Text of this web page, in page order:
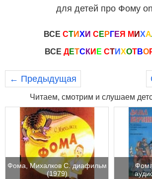
для детей про Фому
ВСЕ СТИХ И С Е Р ГЕЯ М ИХА
ВСЕ ДЕТС КИ Е СТИХОТВО
← Предыдущая
Читаем, смотрим и слушаем
Фома, Михалков С. диафильм
(1979)